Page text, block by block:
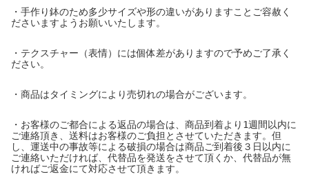
・手作り鉢のため多少サイズや形の違いがありますことご容赦く
ださいますようお願いいたします。
・テクスチャー（表情）には個体差がありますので予めご了承く
ださい。
・商品はタイミングにより売切れの場合がございます。
・お客様のご都合による返品の場合は、商品到着より1週間以内に
ご連絡頂き、送料はお客様のご負担とさせていただきます。但
し、運送中の事故等による破損の場合は商品ご到着後３日以内に
ご連絡いただければ、代替品を発送をさせて頂くか、代替品が無
ければご返金にて対応させて頂きます。